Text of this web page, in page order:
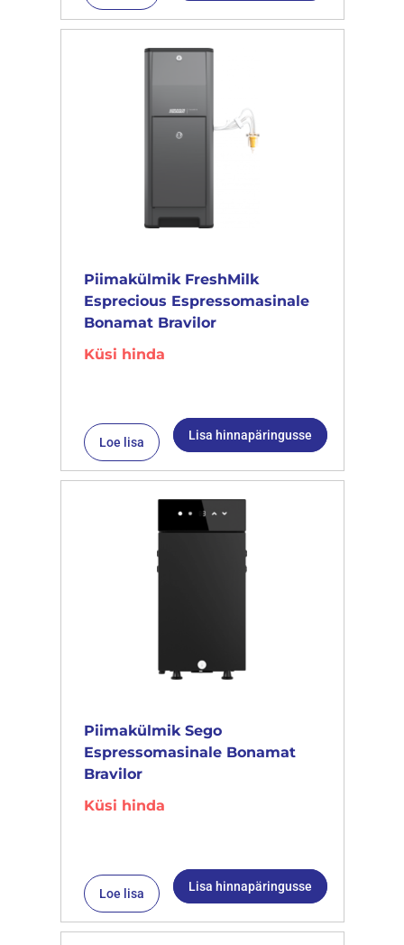
Piimakülmik FreshMilk
Esprecious Espressomasinale
Bonamat Bravilor
Küsi hinda
Loe lisa Lisa hinnapäringusse
Piimakülmik Sego
Espressomasinale Bonamat
Bravilor
Küsi hinda
Loe lisa Lisa hinnapäringusse